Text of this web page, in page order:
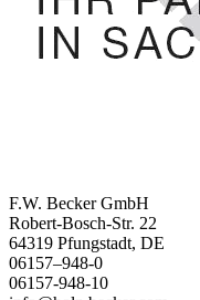
F.W. Becker GmbH
Robert-Bosch-Str. 22
64319 Pfungstadt, DE
06157–948-0
06157-948-10